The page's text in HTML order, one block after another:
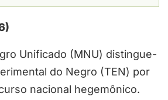
Unificado (MNU) distingue-
do Negro (TEN) por
nacional hegemônico.